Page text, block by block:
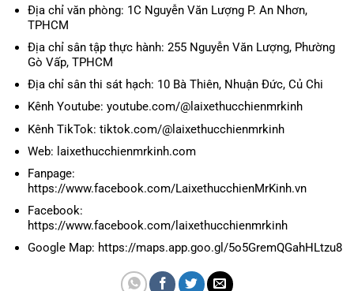
Địa chỉ văn phòng: 1C Nguyễn Văn Lượng P. An Nhơn,
TPHCM
Địa chỉ sân tập thực hành: 255 Nguyễn Văn Lượng, Phường
Gò Vấp, TPHCM
Địa chỉ sân thi sát hạch: 10 Bà Thiên, Nhuận Đức, Củ Chi
Kênh Youtube: youtube.com/@laixethucchienmrkinh
Kênh TikTok: tiktok.com/@laixethucchienmrkinh
Web: laixethucchienmrkinh.com
Fanpage:
https://www.facebook.com/LaixethucchienMrKinh.vn
Facebook:
https://www.facebook.com/laixethucchienmrkinh
Google Map: https://maps.app.goo.gl/5o5GremQGahHLtzu8